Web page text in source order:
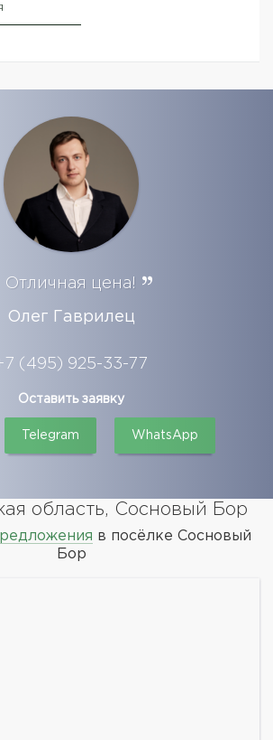
Отличная цена!
Олег Гаврилец
(495) 925-33-77
Оставить заявку
Telegram WhatsApp
область, Сосновый Бор
в посёлке Сосновый
Бор